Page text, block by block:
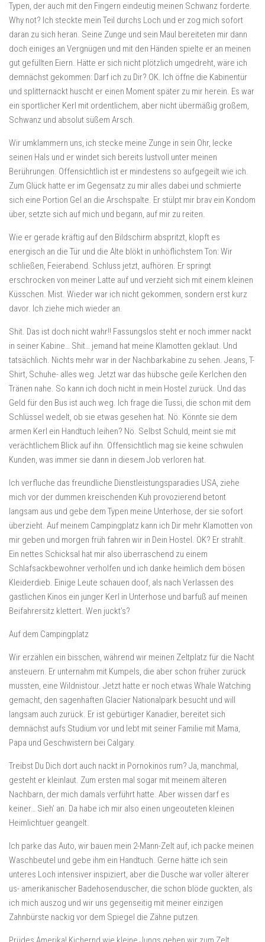
Typen, der auch mit den Fingern eindeutig meinen Schwanz forderte.
Why not? Ich steckte mein Teil durchs Loch und er zog mich sofort
daran zu sich heran. Seine Zunge und sein Maul bereiteten mir dann
doch einiges an Vergnügen und mit den Händen spielte er an meinen
gut gefüllten Eiern. Hätte er sich nicht plötzlich umgedreht, wäre ich
demnächst gekommen: Darf ich zu Dir? OK. Ich öffne die Kabinentür
und splitternackt huscht er einen Moment später zu mir herein. Es war
ein sportlicher Kerl mit ordentlichem, aber nicht übermäßig großem,
Schwanz und absolut süßem Arsch.
Wir umklammern uns, ich stecke meine Zunge in sein Ohr, lecke
seinen Hals und er windet sich bereits lustvoll unter meinen
Berührungen. Offensichtlich ist er mindestens so aufgegeilt wie ich.
Zum Glück hatte er im Gegensatz zu mir alles dabei und schmierte
sich eine Portion Gel an die Arschspalte. Er stülpt mir brav ein Kondom
über, setzte sich auf mich und begann, auf mir zu reiten.
Wie er gerade kräftig auf den Bildschirm abspritzt, klopft es
energisch an die Tür und die Alte blökt in unhöflichstem Ton: Wir
schließen, Feierabend. Schluss jetzt, aufhören. Er springt
erschrocken von meiner Latte auf und verzieht sich mit einem kleinen
Küsschen. Mist. Wieder war ich nicht gekommen, sondern erst kurz
davor. Ich ziehe mich wieder an.
Shit. Das ist doch nicht wahr!! Fassungslos steht er noch immer nackt
in seiner Kabine… Shit… jemand hat meine Klamotten geklaut. Und
tatsächlich. Nichts mehr war in der Nachbarkabine zu sehen. Jeans, T-
Shirt, Schuhe- alles weg. Jetzt war das hübsche geile Kerlchen den
Tränen nahe. So kann ich doch nicht in mein Hostel zurück. Und das
Geld für den Bus ist auch weg. Ich frage die Tussi, die schon mit dem
Schlüssel wedelt, ob sie etwas gesehen hat. Nö. Könnte sie dem
armen Kerl ein Handtuch leihen? Nö. Selbst Schuld, meint sie mit
verächtlichem Blick auf ihn. Offensichtlich mag sie keine schwulen
Kunden, was immer sie dann in diesem Job verloren hat.
Ich verfluche das freundliche Dienstleistungsparadies USA, ziehe
mich vor der dummen kreischenden Kuh provozierend betont
langsam aus und gebe dem Typen meine Unterhose, der sie sofort
überzieht. Auf meinem Campingplatz kann ich Dir mehr Klamotten von
mir geben und morgen früh fahren wir in Dein Hostel. OK? Er strahlt.
Ein nettes Schicksal hat mir also überraschend zu einem
Schlafsackbewohner verholfen und ich danke heimlich dem bösen
Kleiderdieb. Einige Leute schauen doof, als nach Verlassen des
gastlichen Kinos ein junger Kerl in Unterhose und barfuß auf meinen
Beifahrersitz klettert. Wen juckt’s?
Auf dem Campingplatz
Wir erzählen ein bisschen, während wir meinen Zeltplatz für die Nacht
ansteuern. Er unternahm mit Kumpels, die aber schon früher zurück
mussten, eine Wildnistour. Jetzt hatte er noch etwas Whale Watching
gemacht, den sagenhaften Glacier Nationalpark besucht und will
langsam auch zurück. Er ist gebürtiger Kanadier, bereitet sich
demnächst aufs Studium vor und lebt mit seiner Familie mit Mama,
Papa und Geschwistern bei Calgary.
Treibst Du Dich dort auch nackt in Pornokinos rum? Ja, manchmal,
gesteht er kleinlaut. Zum ersten mal sogar mit meinem älteren
Nachbarn, der mich damals verführt hatte. Aber wissen darf es
keiner… Sieh’ an. Da habe ich mir also einen ungeouteten kleinen
Heimlichtuer geangelt.
Ich parke das Auto, wir bauen mein 2-Mann-Zelt auf, ich packe meinen
Waschbeutel und gebe ihm ein Handtuch. Gerne hätte ich sein
unteres Loch intensiver inspiziert, aber die Dusche war voller älterer
us- amerikanischer Badehosenduscher, die schon blöde guckten, als
ich mich auszog und wir uns gegenseitig mit meiner einzigen
Zahnbürste nackig vor dem Spiegel die Zähne putzen.